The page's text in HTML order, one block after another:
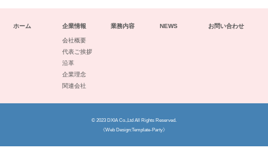
ホーム 企業情報
会社概要
代表ご挨拶
沿革
企業理念
関連会社
業務内容 NEWS お問い合わせ
© 2023 DXIA Co.,Ltd All Rights Reserved.
《Web Design:Template-Party》